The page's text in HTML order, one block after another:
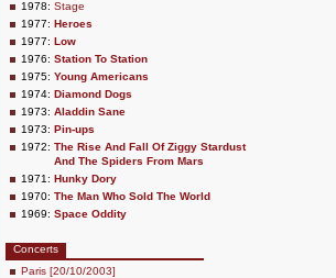
1978: Stage
1977: Heroes
1977: Low
1976: Station To Station
1975: Young Americans
1974: Diamond Dogs
1973: Aladdin Sane
1973: Pin-ups
1972: The Rise And Fall Of Ziggy Stardust
And The Spiders From Mars
1971: Hunky Dory
1970: The Man Who Sold The World
1969: Space Oddity
Concerts
Paris [20/10/2003]